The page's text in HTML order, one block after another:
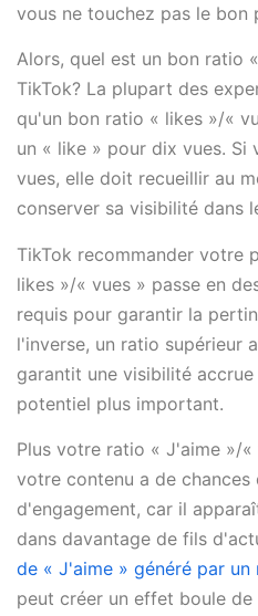
vous ne touchez pas le bon
Alors, quel est un bon ratio
TikTok? La plupart des
qu'un bon ratio « likes »/«
un « like » pour dix vues.
vues, elle doit recueillir au
conserver sa visibilité dans
TikTok recommander votre
likes »/« vues » passe en
requis pour garantir la
l'inverse, un ratio supérieur
garantit une visibilité
potentiel plus important.
Plus votre ratio « J'aime »/
votre contenu a de
d'engagement, car il
dans davantage de fils
de « J'aime » généré par
peut créer un effet boule